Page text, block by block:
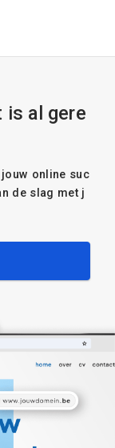
is al gere
online suc
de slag met j